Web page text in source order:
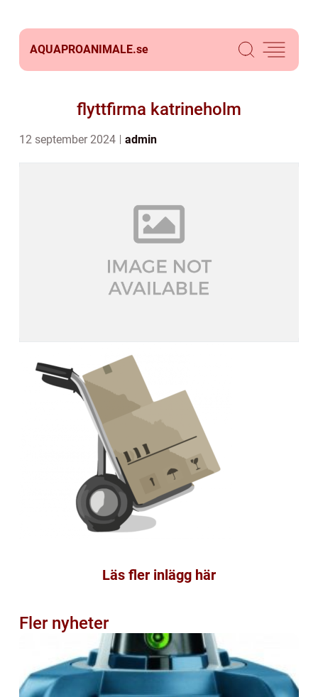
AQUAPROANIMALE.se
flyttfirma katrineholm
12 september 2024 admin
Läs fler inlägg här
Fler nyheter